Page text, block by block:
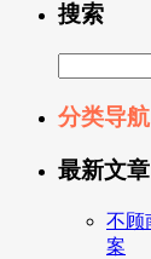
搜索
分类导航
最新文章
不顾
案